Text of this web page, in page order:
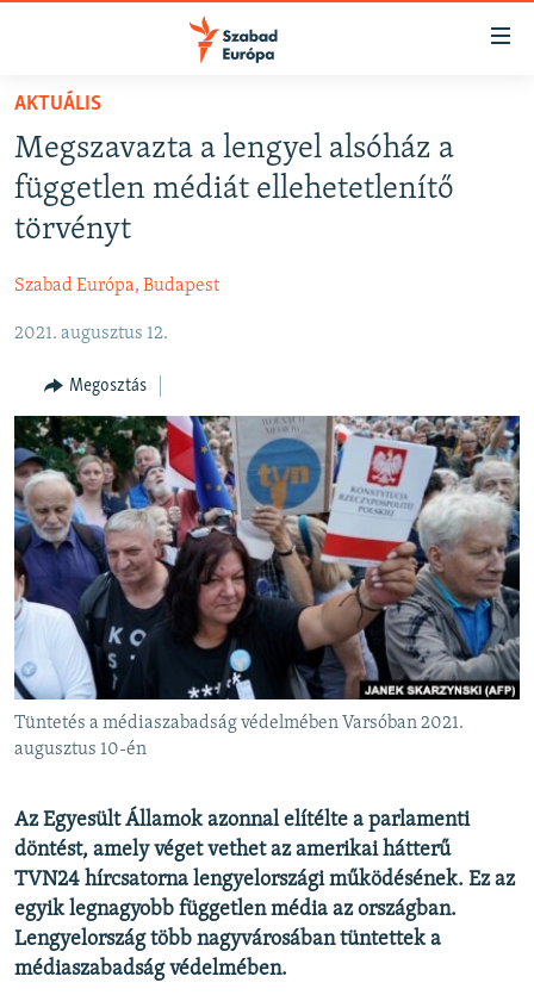
Akadálymentes
Ugrás
fő
oldalra
Ugrás
tartalomjegyzékre
AKTUÁLIS
PODCASTOK
ELEMZŐ
NER15
SZABADON
TÁRSADALOM
DEMOKRÁCIA
A PÉNZ NYOMÁBAN
EURÓPAI UNIÓ
VILÁG
KLÍMAVÁLTOZÁS
A MÚLT TANULSÁGAI
KÖVESSEN MINKET!
Valamennyi RFE/RL weboldal
AKTUÁLIS
Megszavazta a lengyel alsóház a
független médiát ellehetetlenítő
törvényt
Szabad Európa, Budapest
2021. augusztus 12.
Megosztás
Tüntetés a médiaszabadság védelmében Varsóban 2021.
augusztus 10-én
Az Egyesült Államok azonnal elítélte a parlamenti
döntést, amely véget vethet az amerikai hátterű
TVN24 hírcsatorna lengyelországi működésének. Ez az
egyik legnagyobb független média az országban.
Lengyelország több nagyvárosában tüntettek a
médiaszabadság védelmében.
Spotify